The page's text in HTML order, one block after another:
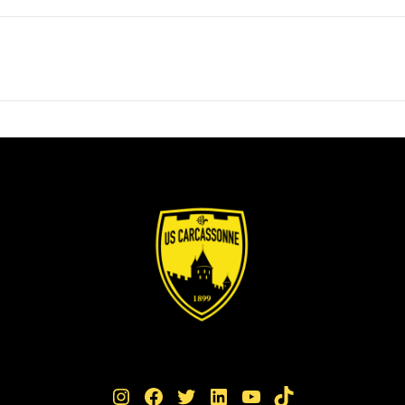
Instagram Facebook Twitter LinkedIn YouTube TikTok